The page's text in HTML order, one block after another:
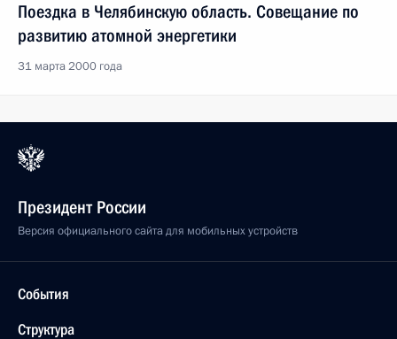
Поездка в Челябинскую область. Совещание по
развитию атомной энергетики
31 марта 2000 года
Президент России
Версия официального сайта для мобильных устройств
События
Структура